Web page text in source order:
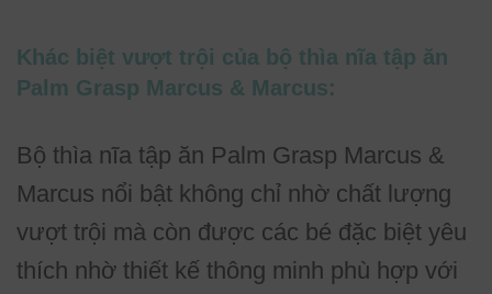
Khác biệt vượt trội của bộ thìa nĩa tập ăn
Palm Grasp Marcus & Marcus:
Bộ thìa nĩa tập ăn Palm Grasp Marcus &
Marcus nổi bật không chỉ nhờ chất lượng
vượt trội mà còn được các bé đặc biệt yêu
thích nhờ thiết kế thông minh phù hợp với